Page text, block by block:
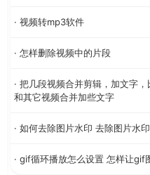
· 视频转mp3软件
· 怎样删除视频中的片段
· 把几段视频合并剪辑，加文字
和其它视频合并加些文字
· 如何去除图片水印 去除图片水
· gif循环播放怎么设置 怎样让